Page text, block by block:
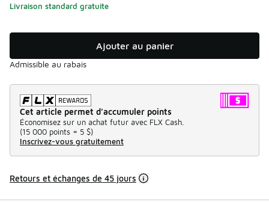
Livraison standard gratuite
Ajouter au panier
Admissible au rabais
Cet article permet d’accumuler points
Économisez sur un achat futur avec FLX Cash.
(15 000 points = 5 $)
Inscrivez-vous gratuitement
Retours et échanges de 45 jours